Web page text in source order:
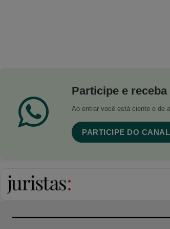
Participe e
Ao entrar você está ciente e de
PARTICIPE DO CANAL